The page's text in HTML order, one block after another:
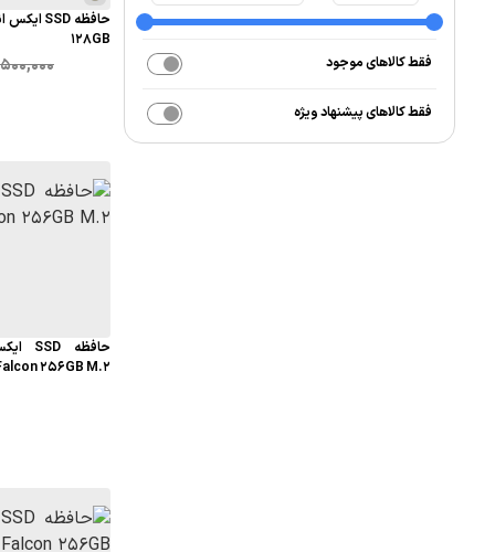
فقط کالاهای موجود
فقط کالاهای پیشنهاد ویژه
128GB
256GB M.2